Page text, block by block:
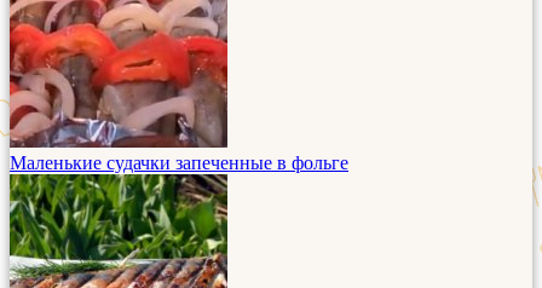
Маленькие судачки запеченные в фольге